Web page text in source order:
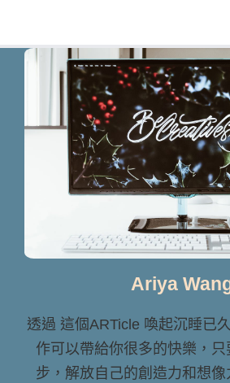
Ariya
透過 這個ARTicle 喚起沉睡已
作可以帶給你很多的快樂，
步，解放自己的創造力和想像